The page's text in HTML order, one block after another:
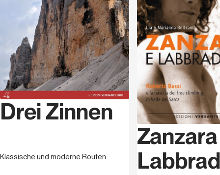
Drei Zinnen
Klassische und moderne Routen